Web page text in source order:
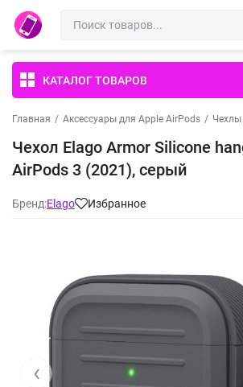
КАТАЛОГ ТОВАРОВ
Главная / Аксессуары для Apple AirPods / Чехлы
Чехол Elago Armor Silicone
AirPods 3 (2021), серый
Бренд:Elago Избранное
‹